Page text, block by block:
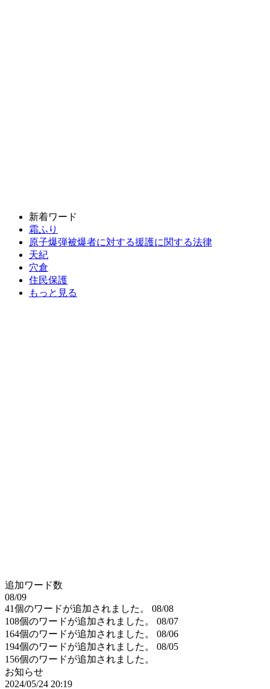
新着ワード
霜ふり
原子爆弾被爆者に対する援護に関する法律
天紀
穴倉
住民保護
もっと見る
追加ワード数
08/09
41個のワードが追加されました。
08/08
108個のワードが追加されました。
08/07
164個のワードが追加されました。
08/06
194個のワードが追加されました。
08/05
156個のワードが追加されました。
お知らせ
2024/05/24 20:19